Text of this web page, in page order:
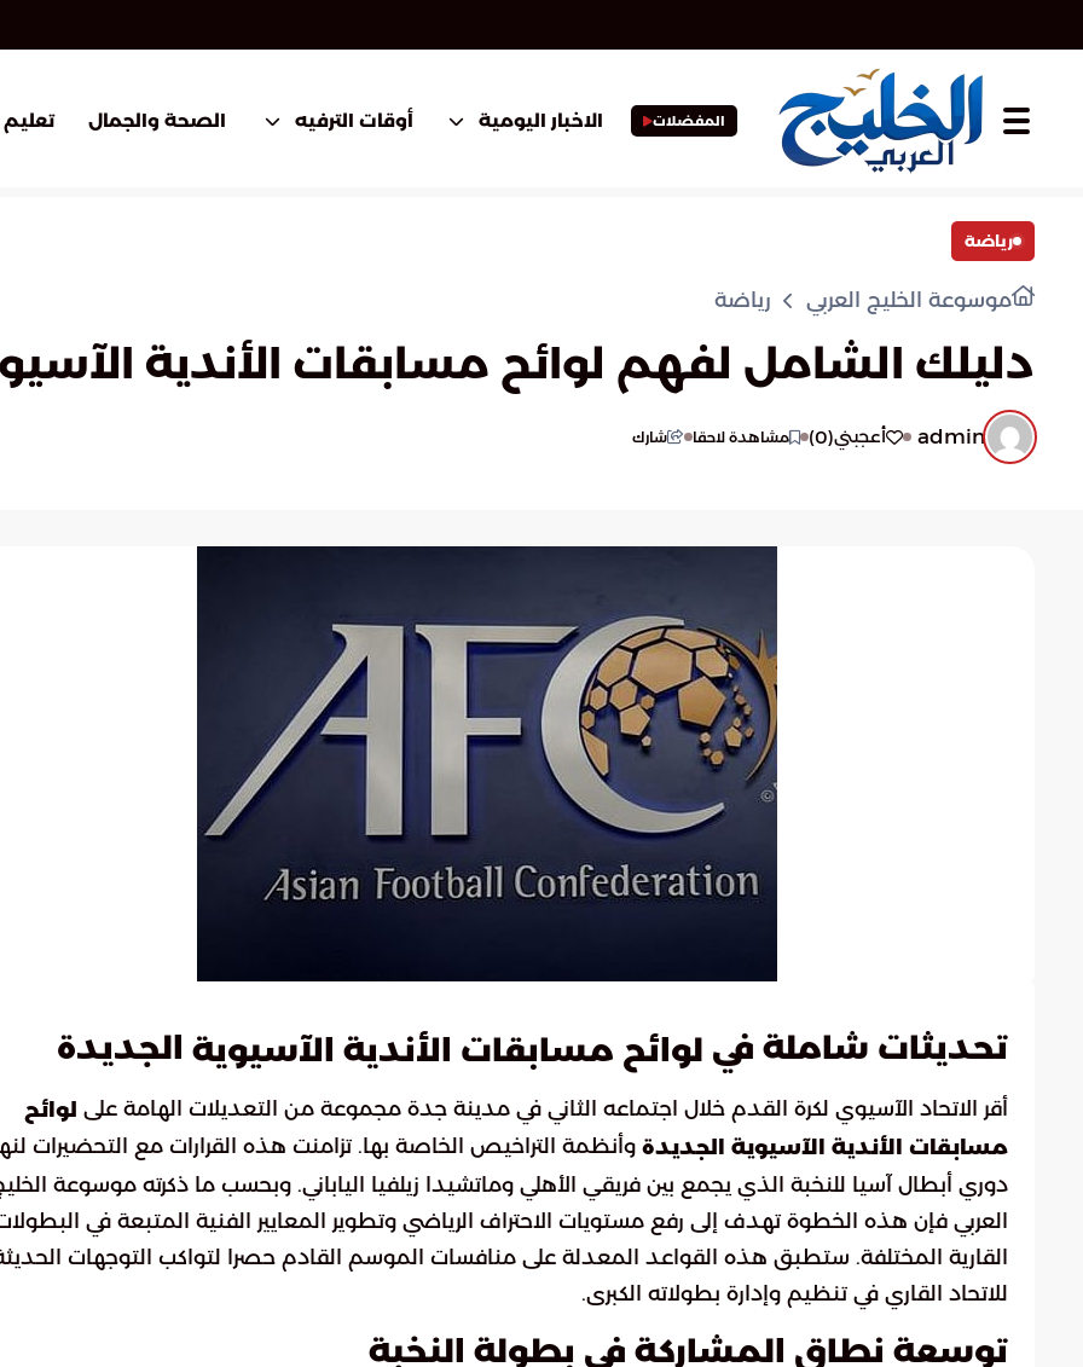
المفضلات الاخبار اليومية أوقات الترفيه الصحة والجمال تعليم
رياضة
موسوعة الخليج العربي رياضة
دليلك الشامل لفهم لوائح مسابقات الأندية الآسيوية
admin أعجبني(
0
) مشاهدة لاحقا شارك
تحديثات شاملة في لوائح مسابقات الأندية الآسيوية الجديدة
أقر الاتحاد الآسيوي لكرة القدم خلال اجتماعه الثاني في مدينة جدة مجموعة من التعديلات الهامة على لوائح
مسابقات الأندية الآسيوية الجديدة وأنظمة التراخيص الخاصة بها. تزامنت هذه القرارات مع التحضيرات
دوري أبطال آسيا للنخبة الذي يجمع بين فريقي الأهلي وماتشيدا زيلفيا الياباني. وبحسب ما ذكرته موسوعة
العربي فإن هذه الخطوة تهدف إلى رفع مستويات الاحتراف الرياضي وتطوير المعايير الفنية المتبعة في
القارية المختلفة. ستطبق هذه القواعد المعدلة على منافسات الموسم القادم حصرا لتواكب التوجهات
للاتحاد القاري في تنظيم وإدارة بطولاته الكبرى.
توسعة نطاق المشاركة في بطولة النخبة